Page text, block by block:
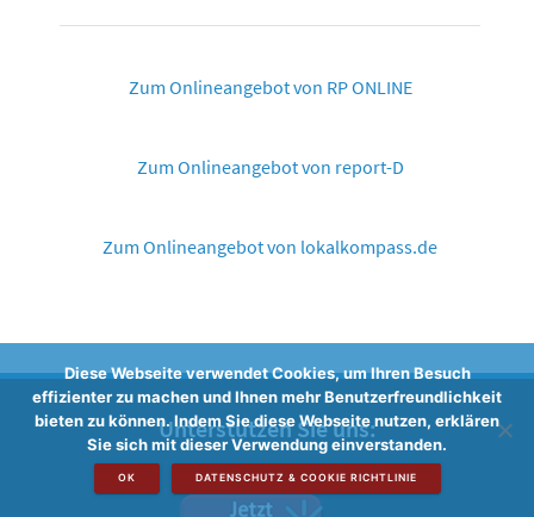
Zum Onlineangebot von RP ONLINE
Zum Onlineangebot von report-D
Zum Onlineangebot von lokalkompass.de
Unterstützen Sie uns:
Diese Webseite verwendet Cookies, um Ihren Besuch
effizienter zu machen und Ihnen mehr Benutzerfreundlichkeit
bieten zu können. Indem Sie diese Webseite nutzen, erklären
Sie sich mit dieser Verwendung einverstanden.
OK DATENSCHUTZ & COOKIE RICHTLINIE